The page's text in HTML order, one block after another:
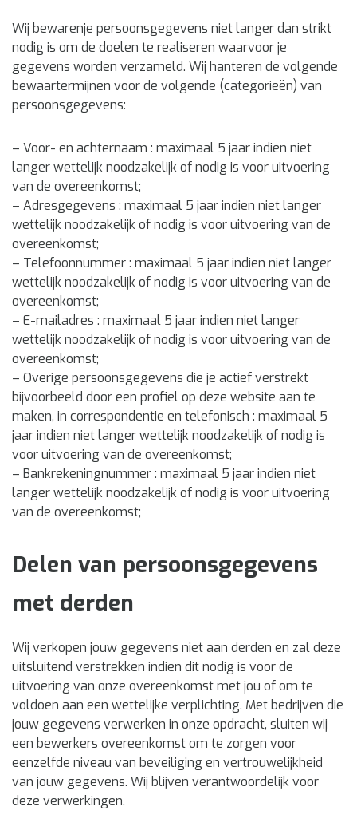
Wij bewarenje persoonsgegevens niet langer dan strikt
nodig is om de doelen te realiseren waarvoor je
gegevens worden verzameld. Wij hanteren de volgende
bewaartermijnen voor de volgende (categorieën) van
persoonsgegevens:
– Voor- en achternaam : maximaal 5 jaar indien niet
langer wettelijk noodzakelijk of nodig is voor uitvoering
van de overeenkomst;
– Adresgegevens : maximaal 5 jaar indien niet langer
wettelijk noodzakelijk of nodig is voor uitvoering van de
overeenkomst;
– Telefoonnummer : maximaal 5 jaar indien niet langer
wettelijk noodzakelijk of nodig is voor uitvoering van de
overeenkomst;
– E-mailadres : maximaal 5 jaar indien niet langer
wettelijk noodzakelijk of nodig is voor uitvoering van de
overeenkomst;
– Overige persoonsgegevens die je actief verstrekt
bijvoorbeeld door een profiel op deze website aan te
maken, in correspondentie en telefonisch : maximaal 5
jaar indien niet langer wettelijk noodzakelijk of nodig is
voor uitvoering van de overeenkomst;
– Bankrekeningnummer : maximaal 5 jaar indien niet
langer wettelijk noodzakelijk of nodig is voor uitvoering
van de overeenkomst;
Delen van persoonsgegevens
met derden
Wij verkopen jouw gegevens niet aan derden en zal deze
uitsluitend verstrekken indien dit nodig is voor de
uitvoering van onze overeenkomst met jou of om te
voldoen aan een wettelijke verplichting. Met bedrijven die
jouw gegevens verwerken in onze opdracht, sluiten wij
een bewerkers overeenkomst om te zorgen voor
eenzelfde niveau van beveiliging en vertrouwelijkheid
van jouw gegevens. Wij blijven verantwoordelijk voor
deze verwerkingen.